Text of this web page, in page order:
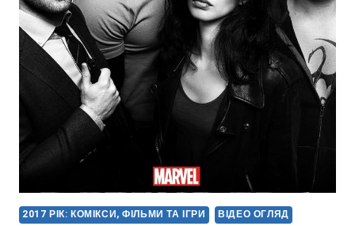
«ПІЩАНА
ЛЮДИНА»
2017 РІК: КОМІКСИ, ФІЛЬМИ ТА ІГРИ
ВІДЕО ОГЛЯД